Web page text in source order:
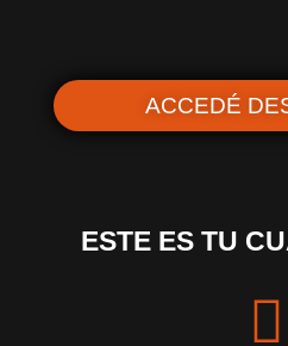
ACCEDÉ
ESTE ES TU